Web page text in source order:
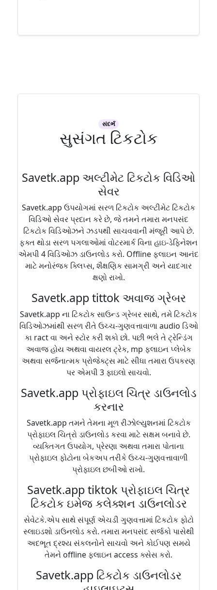
સંદર્ભ
સુસંગત ટિકટોક
Savetk.app અલ્ટીમેટ ટિકટોક વિડિઓ
સેવર
Savetk.app ઉપયોગમાં સરળ ટિકટોક અલ્ટીમેટ ટિકટોક
વિડિઓ સેવર પ્રદાન કરે છે, જે તમને તમારા મનપસંદ
ટિકટોક વિડિઓઝને ઝડપથી સાચવવાની મંજૂરી આપે છે.
ફક્ત થોડા સરળ પગલાઓમાં વોટરમાર્ક વિના હાઇ-ડેફિનેશન
એમપી 4 વિડિઓઝ ડાઉનલોડ કરો. Offline ફલાઇન આનંદ
માટે મનોરંજક ક્લિપ્સ, શૈક્ષણિક સામગ્રી અને યાદગાર
ક્ષણો રાખો.
Savetk.app tittok અવાજ ગ્રેબર
Savetk.app ના ટિકટોક સાઉન્ડ ગ્રેબર સાથે, તમે ટિકટોક
વિડિઓઝમાંથી સરળ રીતે ઉચ્ચ-ગુણવત્તાવાળા audio ડિઓ
કા ract વા અને સ્ટોર કરી શકો છો. પછી ભલે તે ટ્રેન્ડિંગ
અવાજ હોય ​​અથવા વાયરલ ટ્રેક, mp ફલાઇન પ્લેબેક
અથવા સર્જનાત્મક પ્રોજેક્ટ્સ માટે સીધા તમારા ઉપકરણ
પર એમપી 3 ફાઇલો સાચવો.
Savetk.app પ્રોફાઇલ ચિત્ર ડાઉનલોડ
કરનાર
Savetk.app તમને તેમના મૂળ રીઝોલ્યુશનમાં ટિકટોક
પ્રોફાઇલ ચિત્રો ડાઉનલોડ કરવા માટે સક્ષમ બનાવે છે.
વ્યક્તિગત ઉપયોગ, પ્રેરણા અથવા તમારા પોતાના
પ્રોફાઇલ ફોટોના બેકઅપ તરીકે ઉચ્ચ-ગુણવત્તાવાળી
પ્રોફાઇલ છબીઓ રાખો.
Savetk.app tiktok પ્રોફાઇલ ચિત્ર
ટિકટોક ઇમેજ કલેક્શન ડાઉનલોડર
સેવેટકે.એપ સાથે સંપૂર્ણ એચડી ગુણવત્તામાં ટિકટોક ફોટો
સ્લાઇડશો ડાઉનલોડ કરો. તમારા મનપસંદ સર્જકો પાસેથી
અદભૂત દ્રશ્ય સંકલનોને સાચવો અને કોઈપણ સમયે
તેમને offline ફલાઇન access ક્સેસ કરો.
Savetk.app ટિકટોક ડાઉનલોડર